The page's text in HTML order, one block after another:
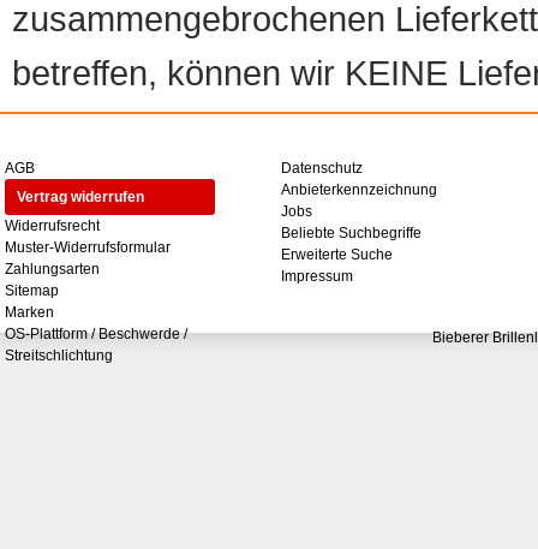
zusammengebrochenen
betreffen, können wir KEINE
AGB
Vertrag widerrufen
Widerrufsrecht
Muster-Widerrufsformular
Zahlungsarten
Sitemap
Marken
OS-Plattform / Beschwerde /
Streitschlichtung
Datenschutz
Anbieterkennzeichnung
Jobs
Beliebte Suchbegriffe
Erweiterte Suche
Impressum
Bieberer